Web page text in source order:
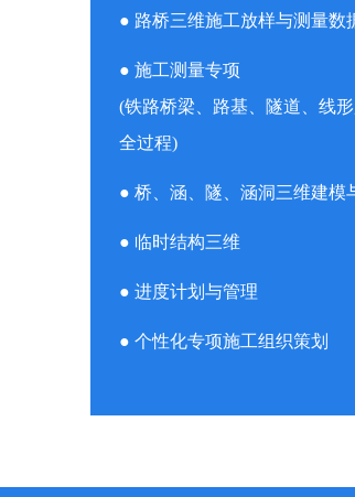
● 路桥三维施工放样与测量数
● 施工测量专项
(铁路桥梁、路基、隧道、线
全过程)
● 桥、涵、隧、涵洞三维建模
● 临时结构三维
● 进度计划与管理
● 个性化专项施工组织策划